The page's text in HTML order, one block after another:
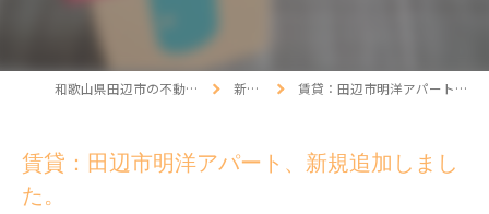
和歌山県田辺市の不動産ならはるな不動産 新着情報 賃貸：田辺市明洋アパート、新規追加しました。
賃貸：田辺市明洋アパート、新規追加しまし
た。